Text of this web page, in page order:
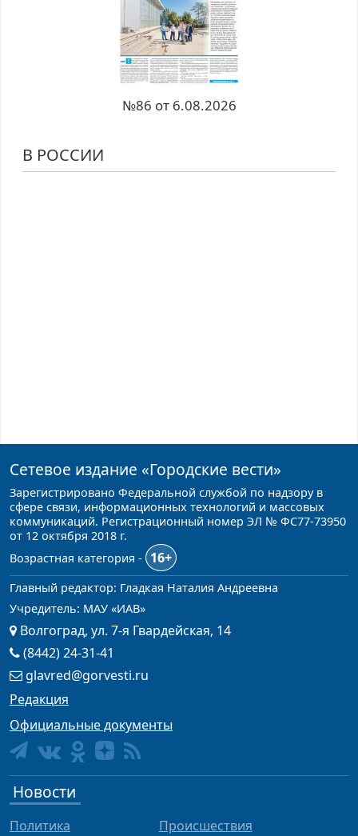
№86 от 6.08.2026
В РОССИИ
Сетевое издание «Городские вести»
Зарегистрировано Федеральной службой по надзору в
сфере связи, информационных технологий и массовых
коммуникаций. Регистрационный номер ЭЛ № ФС77-73950
от 12 октября 2018 г.
Возрастная категория -
16+
Главный редактор: Гладкая Наталия Андреевна
Учредитель: МАУ «ИАВ»
Волгоград, ул. 7-я Гвардейская, 14
(8442) 24-31-41
glavred@gorvesti.ru
Редакция
Официальные документы
Новости
Политика
Происшествия